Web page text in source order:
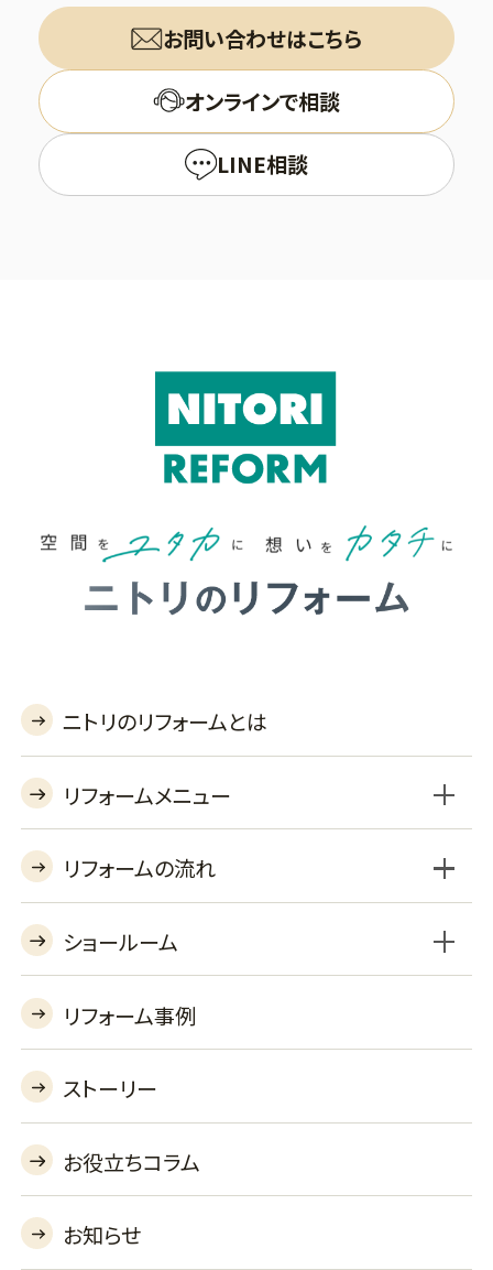
お問い合わせはこちら
オンラインで相談
LINE相談
ニトリのリフォームとは
リフォームメニュー
BSLプラン セレクトプラン
収納オプション 機器オプションを見る
あんしん保証
リフォームの流れ
工事対応エリア
ショールーム
リフォームショールーム
リフォーム事例
ストーリー
お役立ちコラム
お知らせ